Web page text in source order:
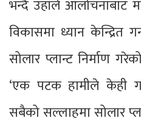
भन्दै उहाँले आलोचनाबाट
विकासमा ध्यान केन्द्रित
सोलार प्लान्ट निर्माण
‘एक पटक हामीले केही
सबैको सल्लाहमा सोलार